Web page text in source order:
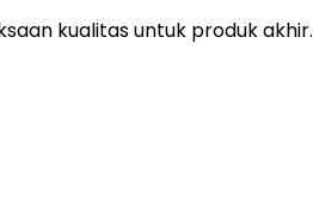
kualitas untuk produk akhir.